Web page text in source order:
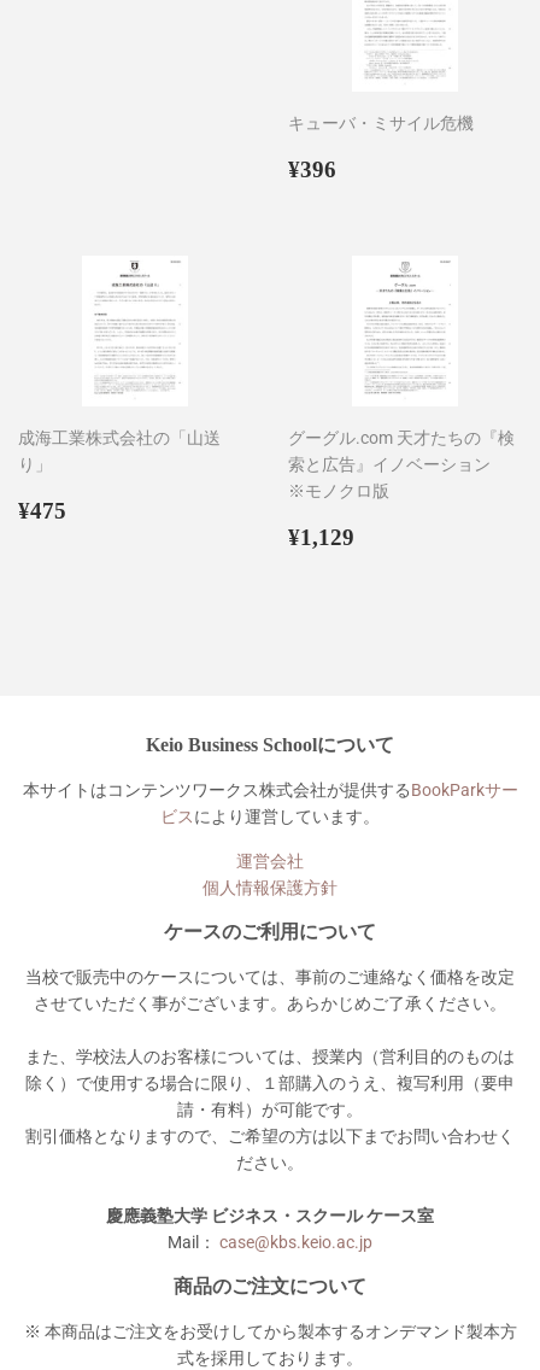
キューバ・ミサイル危機
通
¥396
成海工業株式会社の「山送
り」
通
¥475
グーグル.com 天才たちの『検
索と広告』イノベーション
※モノクロ版
通
¥1,129
Keio Business Schoolについて
本サイトはコンテンツワークス株式会社が提供するBookParkサー
ビスにより運営しています。
運営会社
個人情報保護方針
ケースのご利用について
当校で販売中のケースについては、事前のご連絡なく価格を改定
させていただく事がございます。あらかじめご了承ください。
また、学校法人のお客様については、授業内（営利目的のものは
除く）で使用する場合に限り、１部購入のうえ、複写利用（要申
請・有料）が可能です。
割引価格となりますので、ご希望の方は以下までお問い合わせく
ださい。
慶應義塾大学 ビジネス・スクール ケース室
Mail： case@kbs.keio.ac.jp
商品のご注文について
※ 本商品はご注文をお受けしてから製本するオンデマンド製本方
式を採用しております。